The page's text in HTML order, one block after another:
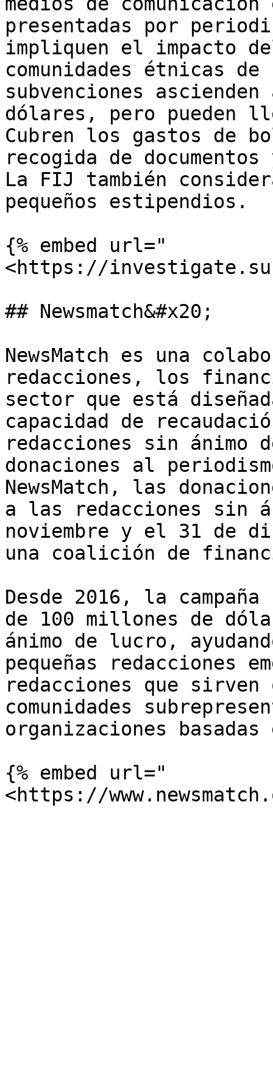
presentadas por
impliquen el impacto
comunidades étnicas
subvenciones
dólares, pero pueden
Cubren los gastos de
recogida de
La FIJ también
pequeños estipendios.
{% embed url="
<https://
## Newsmatch&#x20;
NewsMatch es una
redacciones, los
sector que está
capacidad de
redacciones sin ánimo
donaciones al
NewsMatch, las
a las redacciones sin
noviembre y el 31 de
una coalición de
Desde 2016, la
de 100 millones de
ánimo de lucro,
pequeñas redacciones
redacciones que
comunidades
organizaciones
{% embed url="